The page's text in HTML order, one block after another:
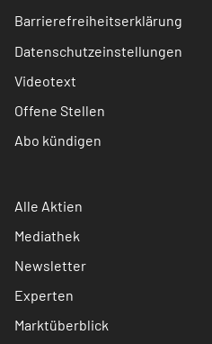
Barrierefreiheitserklärung
Datenschutzeinstellungen
Videotext
Offene Stellen
Abo kündigen
Alle Aktien
Mediathek
Newsletter
Experten
Marktüberblick